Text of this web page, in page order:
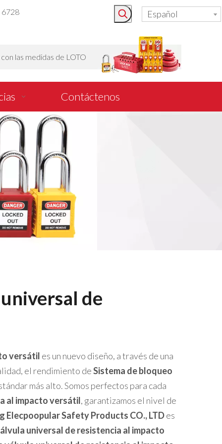
6728 Español
las medidas de LOTO
Contáctenos
de
versátil es un nuevo diseño, a través de una
el rendimiento deSistema de bloqueo
más alto. Somos perfectos para cada
al impacto versátil, garantizamos el nivel de
Elecpoopular Safety Products CO., LTDes
universal de resistencia al impacto